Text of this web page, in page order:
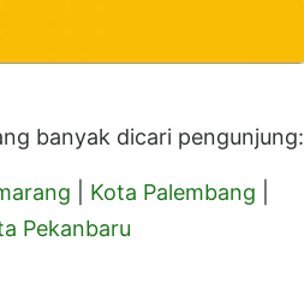
banyak dicari pengunjung:
Kota Palembang
Pekanbaru